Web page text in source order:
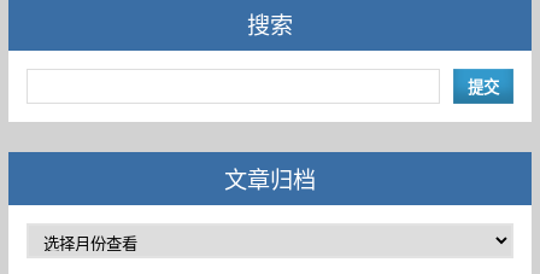
搜索
文章归档